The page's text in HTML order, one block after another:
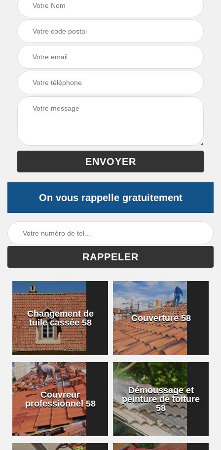
On vous rappelle gratuitement
Changement de
tuile cassée 58
Couverture 58
Couvreur
professionnel 58
Démoussage et
peinture de toiture
58